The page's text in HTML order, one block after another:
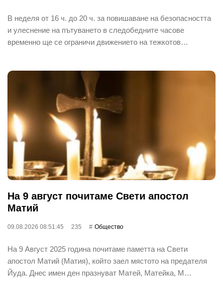
В неделя от 16 ч. до 20 ч. за повишаване на безопасността
и улеснение на пътуването в следобедните часове
временно ще се ограничи движението на тежкотов…
На 9 август почитаме Свети апостол
Матий
09.08.2026 08:51:45 235 Общество
На 9 Август 2025 година почитаме паметта на Свети
апостол Матий (Матия), който заел мястото на предателя
Йуда. Днес имен ден празнуват Матей, Матейка, М…